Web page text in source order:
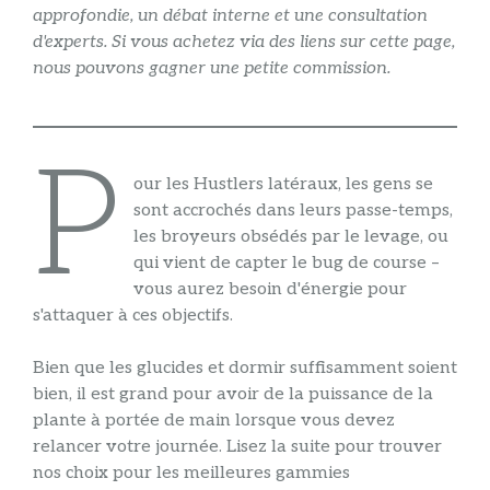
approfondie, un débat interne et une consultation
d'experts. Si vous achetez via des liens sur cette page,
nous pouvons gagner une petite commission.
P
our les Hustlers latéraux, les gens se
sont accrochés dans leurs passe-temps,
les broyeurs obsédés par le levage, ou
qui vient de capter le bug de course –
vous aurez besoin d'énergie pour
s'attaquer à ces objectifs.
Bien que les glucides et dormir suffisamment soient
bien, il est grand pour avoir de la puissance de la
plante à portée de main lorsque vous devez
relancer votre journée. Lisez la suite pour trouver
nos choix pour les meilleures gammies